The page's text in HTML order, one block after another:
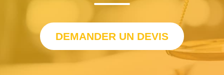
DEMANDER UN DEVIS